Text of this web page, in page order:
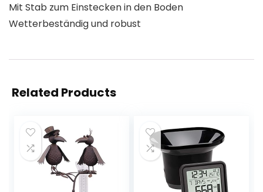
Mit Stab zum Einstecken in den Boden
Wetterbeständig und robust
Related Products